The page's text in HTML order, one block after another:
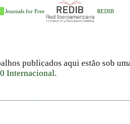
Journals for Free REDIB
publicados aqui estão sob
Internacional.